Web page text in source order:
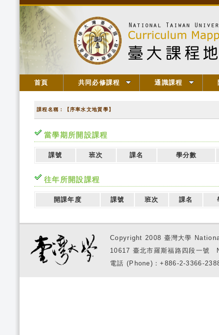
首頁 共同必修課程 通識課程
課程名稱：【序率水文地質學】
當學期所開設課程
課號 班次 課名 學分數
往年所開設課程
開課年度 課號 班次 課名
Copyright 2008 臺灣大學
10617 臺北市羅斯福路四段一
電話 (Phone)：+886-2-3366-